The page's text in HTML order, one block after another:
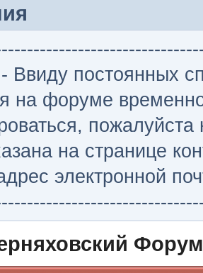
- Ввиду постоянных
на форуме
на странице
электронной
Форум